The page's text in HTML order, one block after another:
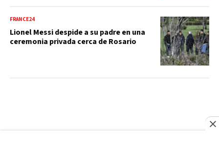
FRANCE24
Lionel Messi despide a su padre en una
ceremonia privada cerca de Rosario